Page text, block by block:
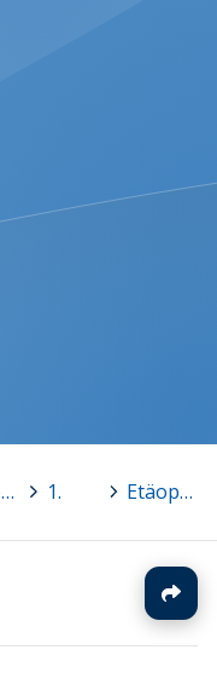
Luokat > 1. > Etäopiskelu